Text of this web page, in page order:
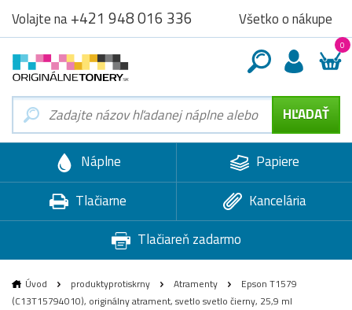
Volajte na+421 948 016 336 Všetko o nákupe
0
Náplne
Papiere
Tlačiarne
Kancelária
Tlačiareň zadarmo
Úvod produktyprotiskrny Atramenty
Epson T1579
(C13T15794010), originálny atrament, svetlo svetlo čierny, 25,9 ml